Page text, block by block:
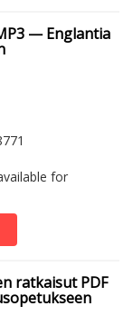
— Englantia
for
ratkaisut PDF